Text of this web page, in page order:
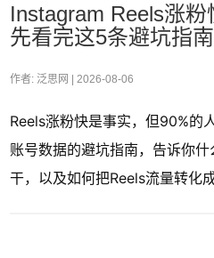
Instagram Reels涨粉
先看完这5条避坑指南
作者: 泛思网 | 2026-08-06
Reels涨粉快是事实，但90%的
账号数据的避坑指南，告诉你
干，以及如何把Reels流量转化